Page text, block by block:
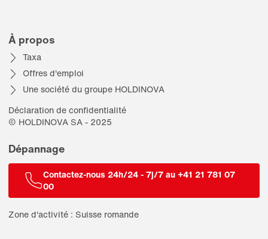
À propos
Taxa
Offres d'emploi
Une société du groupe HOLDINOVA
Déclaration de confidentialité
© HOLDINOVA SA - 2025
Dépannage
Contactez-nous 24h/24 - 7j/7 au +41 21 781 07
00
Zone d'activité : Suisse romande